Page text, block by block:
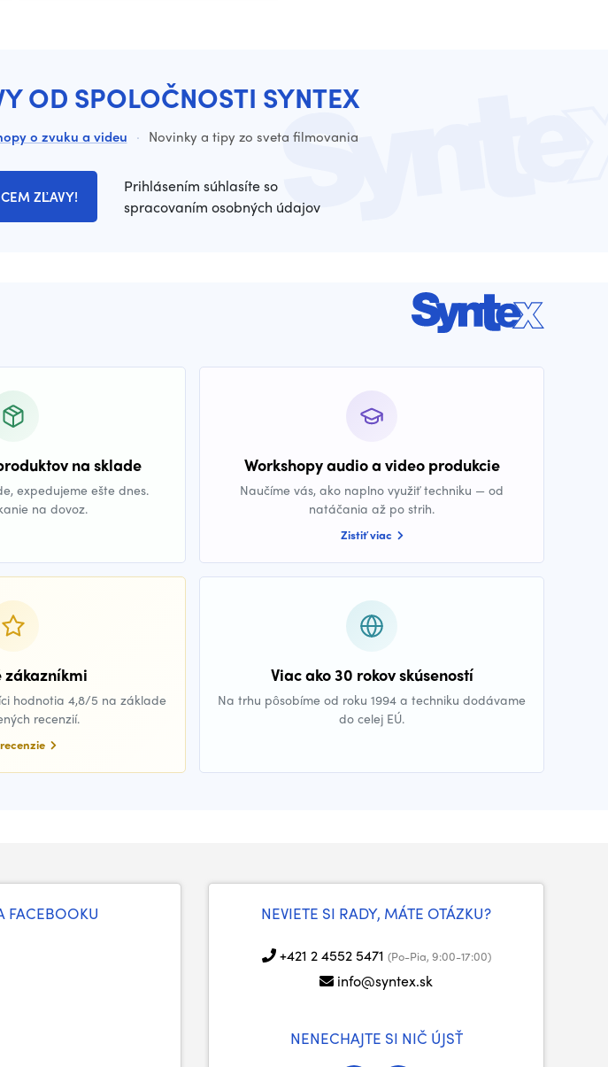
OD SPOLOČNOSTI SYNTEX
o zvuku a videu · Novinky a tipy zo sveta filmovania
ZĽAVY!
Prihlásením súhlasíte so
spracovaním osobných údajov
na sklade
expedujeme ešte dnes.
na dovoz.
Workshopy audio a video produkcie
Naučíme vás, ako naplno využiť techniku — od
natáčania až po strih.
Zistiť viac
zákazníkmi
hodnotia 4,8/5 na základe
recenzií.
Viac ako 30 rokov skúseností
Na trhu pôsobíme od roku 1994 a techniku dodávame
do celej EÚ.
FACEBOOKU NEVIETE SI RADY, MÁTE OTÁZKU?
+421 2 4552 5471 (Po-Pia, 9:00-17:00)
info@syntex.sk
NENECHAJTE SI NIČ ÚJSŤ